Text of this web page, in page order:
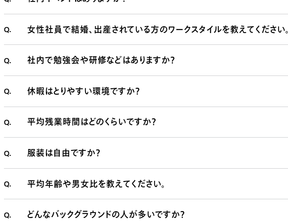
Q. 女性社員で結婚、出産されている方のワークスタイルを教えてください。
Q. 社内で勉強会や研修などはありますか？
Q. 休暇はとりやすい環境ですか？
Q. 平均残業時間はどのくらいですか？
Q. 服装は自由ですか？
Q. 平均年齢や男女比を教えてください。
Q. どんなバックグラウンドの人が多いですか？